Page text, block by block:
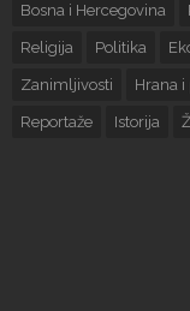
Bosna i Hercegovina
Religija Politika
Zanimljivosti Hrana i
Reportaže Istorija